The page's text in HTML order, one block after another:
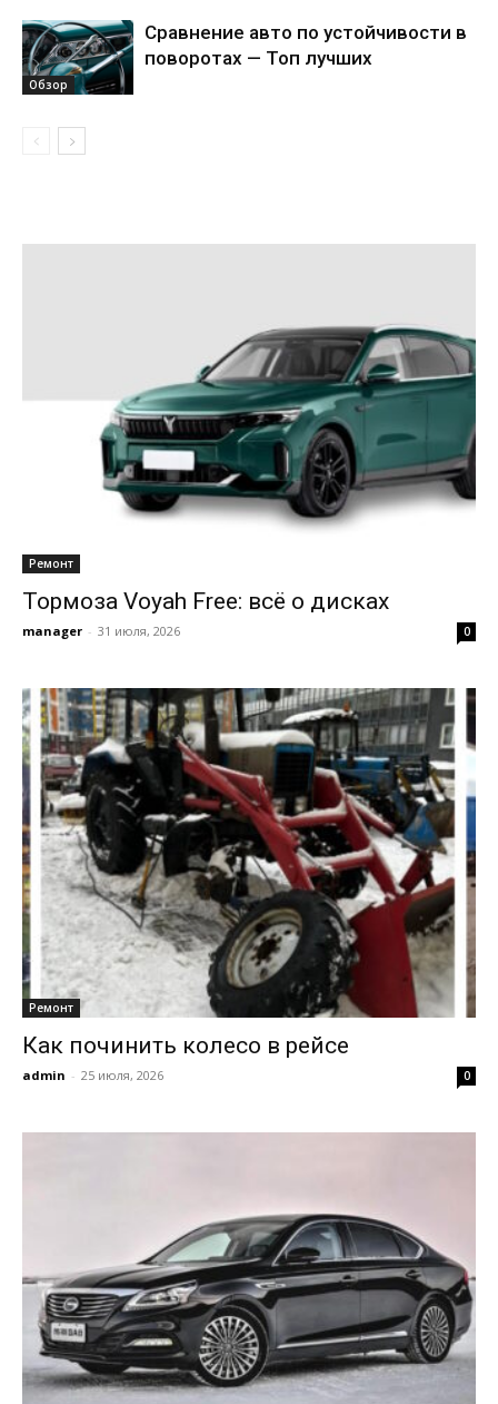
Обзор
Сравнение авто по устойчивости в
поворотах — Топ лучших
Ремонт
Тормоза Voyah Free: всё о дисках
manager - 31 июля, 2026 0
Ремонт
Как починить колесо в рейсе
admin - 25 июля, 2026 0